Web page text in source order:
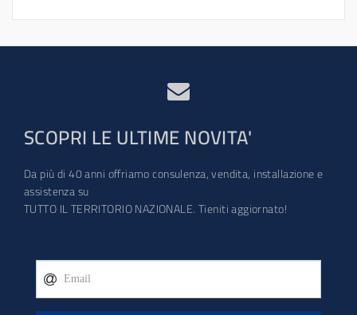
SCOPRI LE ULTIME NOVITA'
Da più di 40 anni offriamo consulenza, vendita, installazione e
assistenza su
TUTTO IL TERRITORIO NAZIONALE. Tieniti aggiornato!